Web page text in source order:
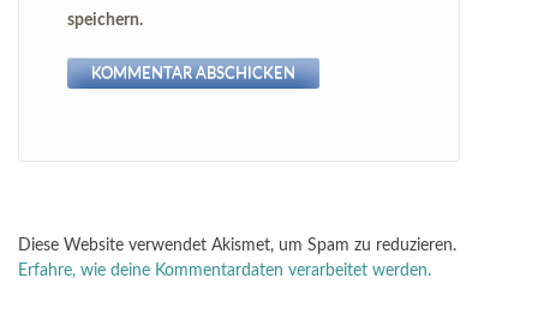
speichern.
Diese Website verwendet Akismet, um Spam zu reduzieren.
Erfahre, wie deine Kommentardaten verarbeitet werden.